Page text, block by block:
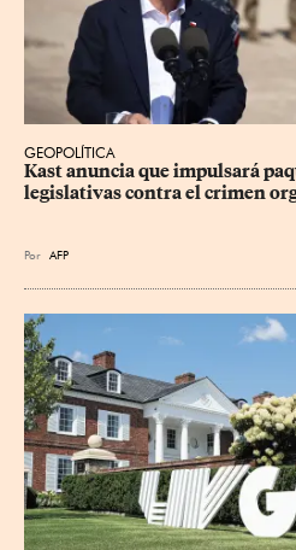
GEOPOLÍTICA
Kast anuncia que impulsará
legislativas contra el crimen
Por AFP